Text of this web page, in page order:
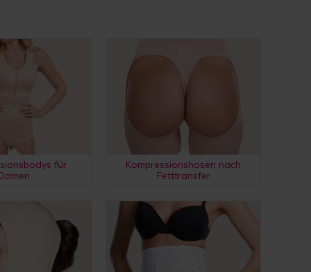
für
Kompressionshosen nach
Fetttransfer